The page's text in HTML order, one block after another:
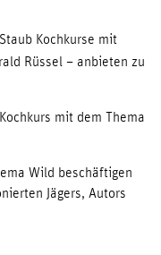
Kochkurse mit
Rüssel – anbieten zu
mit dem Thema
Wild beschäftigen
Jägers, Autors